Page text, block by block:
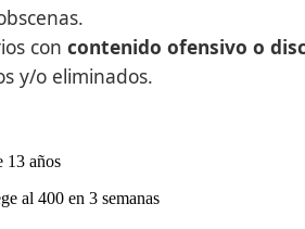
con contenido ofensivo o
y/o eliminados.